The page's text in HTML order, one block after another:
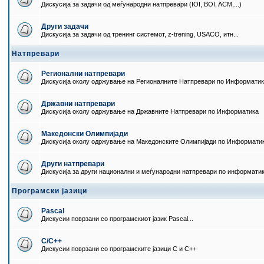
Дискусија за задачи од меѓународни натпревари (IOI, BOI, ACM,...)
Други задачи
Дискусија за задачи од тренинг системот, z-trening, USACO, итн...
Натпревари
Регионални натпревари
Дискусија околу одржување на Регионалните Натпревари по
Државни натпревари
Дискусија околу одржување на Државните Натпревари по Информатика
Македонски Олимпијади
Дискусија околу одржување на Македонските Олимпијади по
Други натпревари
Дискусија за други национални и меѓународни натпревари по
Програмски јазици
Pascal
Дискусии поврзани со програмскиот јазик Pascal...
C/C++
Дискусии поврзани со програмските јазици C и C++